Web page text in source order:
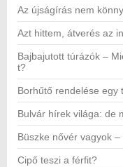
Az újságírás nem
Azt hittem, átverés az
Bajbajutott túrázók –
t?
Borhűtő rendelése egy
Bulvár hírek világa: de
Büszke nővér vagyok
Cipő teszi a férfit?